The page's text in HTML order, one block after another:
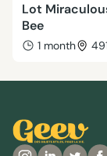
Lot
Bee
1 month